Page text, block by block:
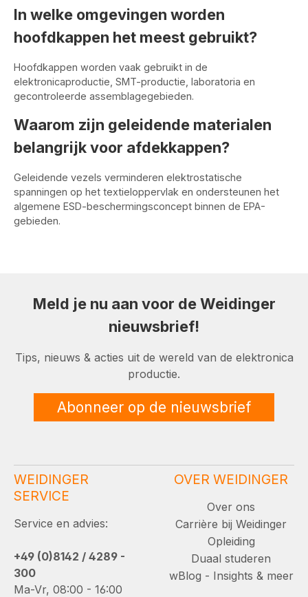
In welke omgevingen worden
hoofdkappen het meest gebruikt?
Hoofdkappen worden vaak gebruikt in de
elektronicaproductie, SMT-productie, laboratoria en
gecontroleerde assemblagegebieden.
Waarom zijn geleidende materialen
belangrijk voor afdekkappen?
Geleidende vezels verminderen elektrostatische
spanningen op het textieloppervlak en ondersteunen het
algemene ESD-beschermingsconcept binnen de EPA-
gebieden.
Meld je nu aan voor de Weidinger
nieuwsbrief!
Tips, nieuws & acties uit de wereld van de elektronica
productie.
Abonneer op de nieuwsbrief
WEIDINGER
SERVICE
Service en advies:
+49 (0)8142 / 4289 -
300
Ma-Vr, 08:00 - 16:00
OVER WEIDINGER
Over ons
Carrière bij Weidinger
Opleiding
Duaal studeren
wBlog - Insights & meer